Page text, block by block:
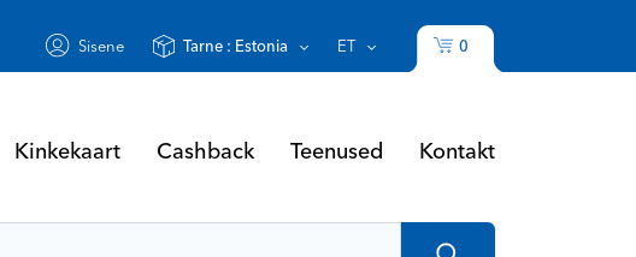
Sisene Tarne : Estonia ET 0
Kinkekaart Cashback Teenused Kontakt